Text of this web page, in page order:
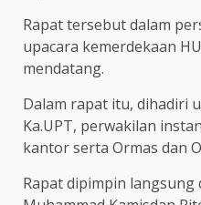
Rapat tersebut dalam
upacara kemerdekaan
mendatang.
Dalam rapat itu, dihadiri
Ka.UPT, perwakilan
kantor serta Ormas dan
Rapat dipimpin langsung